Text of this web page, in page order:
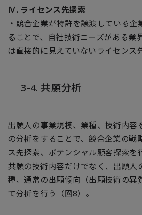
Ⅳ. ライセンス先探索
・競合企業が特許を譲渡している企
ることで、自社技術ニーズがある業
は直接的に見えていないライセンス
3-4. 共願分析
出願人の事業規模、業種、技術内容
の分析をすることで、競合企業の戦
ス先探索、ポテンシャル顧客探索を
共願の技術内容だけでなく、出願人
種、通常の出願傾向（出願技術の異
て分析を行う（図8）。